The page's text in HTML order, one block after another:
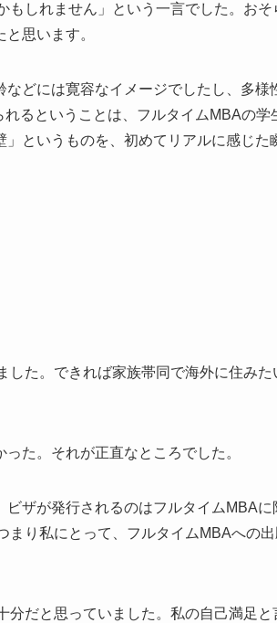
しれません」という一言でした。お
思います。
どには寛容なイメージでしたし、多様
るということは、フルタイムMBAの学
というものを、初めてリアルに感じた
た。できれば家族帯同で海外に住み
た。それが正直なところでした。
ザが発行されるのはフルタイムMBA
り私にとって、フルタイムMBAへの
だと思っていました。私の自己満足